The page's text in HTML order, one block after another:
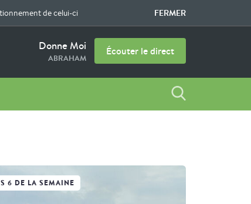
de celui-ci FERMER
Donne Moi
ABRAHAM
Écouter le direct
6 DE LA SEMAINE